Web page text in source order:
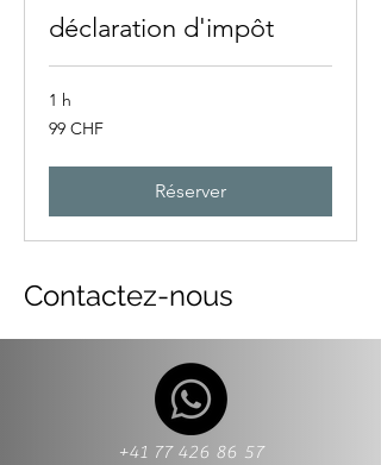
déclaration d'impôt
1 h
99
francs
99 CHF
Réserver
Contactez-nous
+41 77 426 86 57